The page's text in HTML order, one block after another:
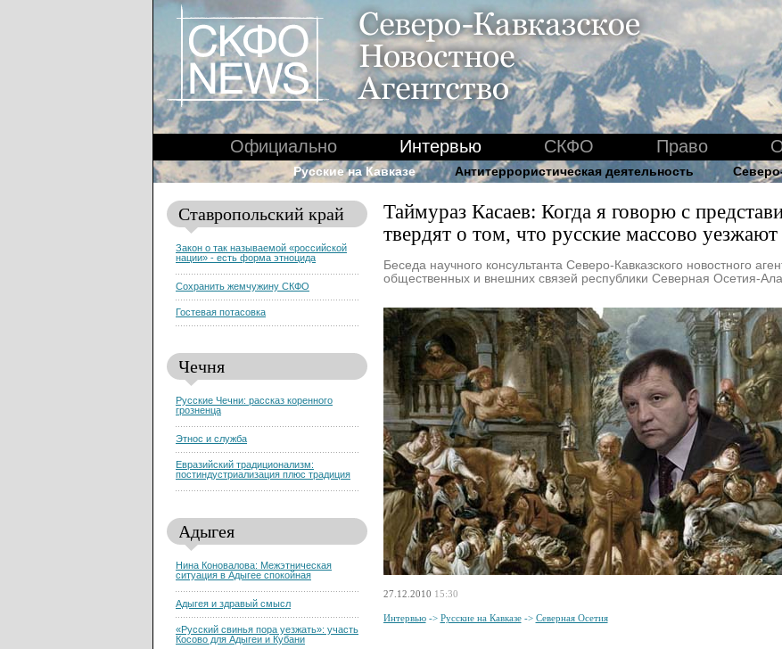
Официально Интервью СКФО Право
Русские на Кавказе Антитеррористическая деятельность
Ставропольский край
Закон о так называемой «российской
нации» - есть форма этноцида
Сохранить жемчужину СКФО
Гостевая потасовка
Чечня
Русские Чечни: рассказ коренного
грозненца
Этнос и служба
Евразийский традиционализм:
постиндустриализация плюс традиция
Адыгея
Нина Коновалова: Межэтническая
ситуация в Адыгее спокойная
Адыгея и здравый смысл
«Русский свинья пора уезжать»: участь
Косово для Адыгеи и Кубани
Таймураз Касаев: Когда я говорю с
твердят о том, что русские массово уезжают
Беседа научного консультанта Северо-Кавказского новостного
общественных и внешних связей республики Северная Осетия-
27.12.2010 15:30
Интервью -> Русские на Кавказе -> Северная Осетия